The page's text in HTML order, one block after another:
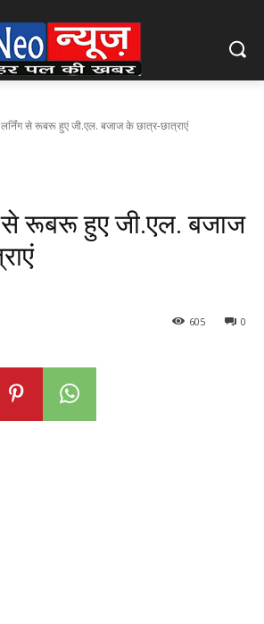
से रूबरू हुए जी.एल. बजाज के छात्र-छात्राएं
से रूबरू हुए जी.एल. बजाज
0
605